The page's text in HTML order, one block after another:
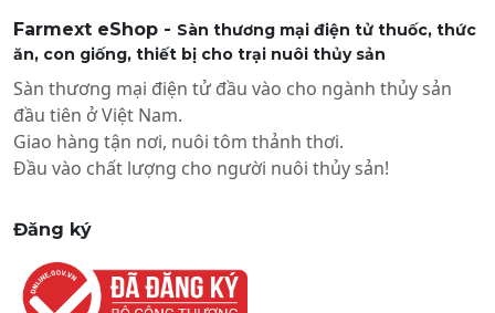
Farmext eShop - Sàn thương mại điện tử thuốc, thức
ăn, con giống, thiết bị cho trại nuôi thủy sản
Sàn thương mại điện tử đầu vào cho ngành thủy sản
đầu tiên ở Việt Nam.
Giao hàng tận nơi, nuôi tôm thảnh thơi.
Đầu vào chất lượng cho người nuôi thủy sản!
Đăng ký